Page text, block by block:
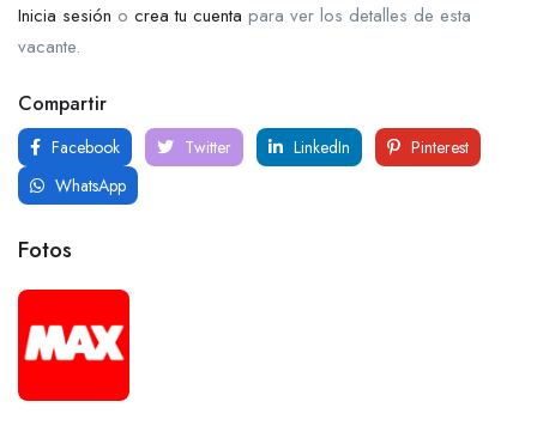
Inicia sesión o crea tu cuenta para ver los detalles de esta
vacante.
Compartir
Facebook Twitter LinkedIn
Pinterest
WhatsApp
Fotos